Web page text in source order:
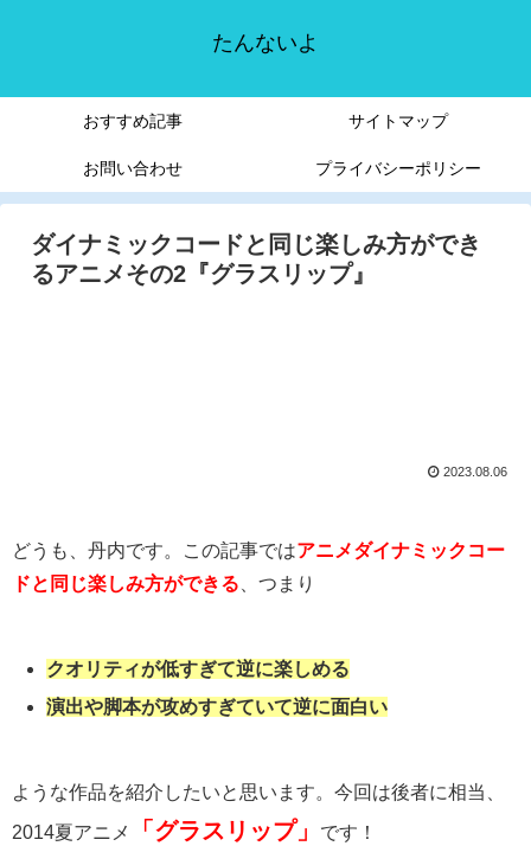
たんないよ
おすすめ記事 サイトマップ
お問い合わせ プライバシーポリシー
ダイナミックコードと同じ楽しみ方ができ
るアニメその2『グラスリップ』
2023.08.06
どうも、丹内です。この記事ではアニメダイナミックコー
ドと同じ楽しみ方ができる 、つまり
クオリティが低すぎて逆に楽しめる
演出や脚本が攻めすぎていて逆に面白い
ような作品を紹介したいと思います。今回は後者に相当、
2014夏アニメ
「グラスリップ」 です！